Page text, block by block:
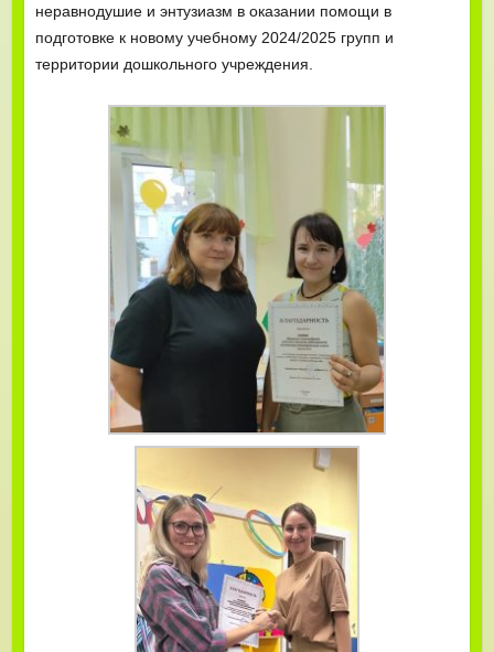
неравнодушие и энтузиазм в оказании помощи в
подготовке к новому учебному 2024/2025 групп и
территории дошкольного учреждения.